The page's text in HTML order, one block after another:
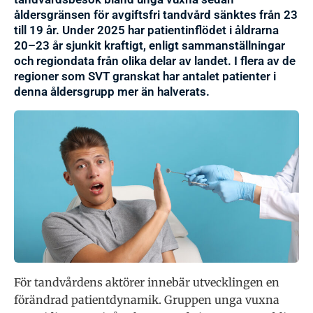
åldersgränsen för avgiftsfri tandvård sänktes från 23
till 19 år. Under 2025 har patientinflödet i åldrarna
20–23 år sjunkit kraftigt, enligt sammanställningar
och regiondata från olika delar av landet. I flera av de
regioner som SVT granskat har antalet patienter i
denna åldersgrupp mer än halverats.
För tandvårdens aktörer innebär utvecklingen en
förändrad patientdynamik. Gruppen unga vuxna